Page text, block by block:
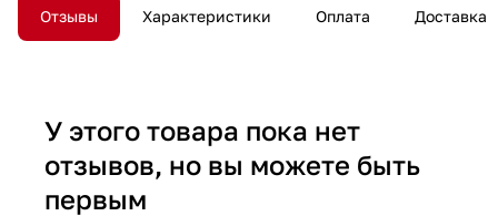
Отзывы Характеристики Оплата Доставка
У этого товара пока нет
отзывов, но вы можете быть
первым